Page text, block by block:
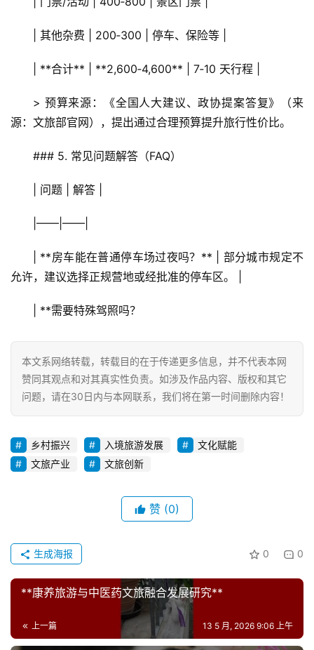
| 其他杂费 | 200‑300 | 停车、保险等 |
| **合计** | **2,600‑4,600** | 7‑10 天行程 |
> 预算来源：《全国人大建议、政协提案答复》（来
源：文旅部官网），提出通过合理预算提升旅行性价比。
### 5. 常见问题解答（FAQ）
| 问题 | 解答 |
|——|——|
| **房车能在普通停车场过夜吗？** | 部分城市规定不
允许，建议选择正规营地或经批准的停车区。 |
| **需要特殊驾照吗？
本文系网络转载，转载目的在于传递更多信息，并不代表本网
赞同其观点和对其真实性负责。如涉及作品内容、版权和其它
问题，请在30日内与本网联系，我们将在第一时间删除内容！
乡村振兴 入境旅游发展
文化赋能
文旅产业
文旅创新
赞 (0)
0 0
生成海报
**康养旅游与中医药文旅融合发展研究**
上一篇 13 5 月, 2026 9:06 上午